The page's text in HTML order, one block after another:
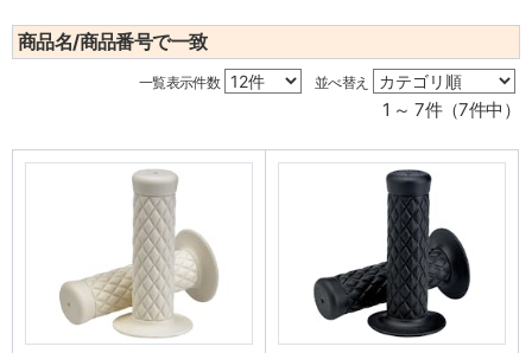
商品名/商品番号で一致
一覧表示件数 並べ替え
1 ～ 7件（7件中）